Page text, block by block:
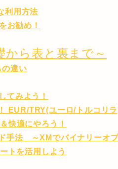
利用方法
お勧め！
ら表と裏まで～
の違い
てみよう！
EUR/TRY(ユーロ/トルコリ
快適にやろう！
手法 ～XMでバイナリーオ
トを活用しよう